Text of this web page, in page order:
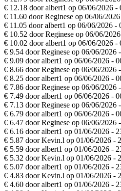
€ 12.18 door albert1 op 06/06/2026 -
€ 11.60 door Reginese op 06/06/
€ 11.05 door albert1 op 06/06/2026 -
€ 10.52 door Reginese op 06/06/
€ 10.02 door albert1 op 06/06/2026 -
€ 9.54 door Reginese op 06/06/2026
€ 9.09 door albert1 op 06/06/2026 -
€ 8.66 door Reginese op 06/06/2026
€ 8.25 door albert1 op 06/06/2026 -
€ 7.86 door Reginese op 06/06/2026
€ 7.49 door albert1 op 06/06/2026 -
€ 7.13 door Reginese op 06/06/2026
€ 6.79 door albert1 op 06/06/2026 -
€ 6.47 door Reginese op 06/06/2026
€ 6.16 door albert1 op 01/06/2026 -
€ 5.87 door Kevin.l op 01/06/2026 -
€ 5.59 door albert1 op 01/06/2026 -
€ 5.32 door Kevin.l op 01/06/2026 -
€ 5.07 door albert1 op 01/06/2026 -
€ 4.83 door Kevin.l op 01/06/2026 -
€ 4.60 door albert1 op 01/06/2026 -